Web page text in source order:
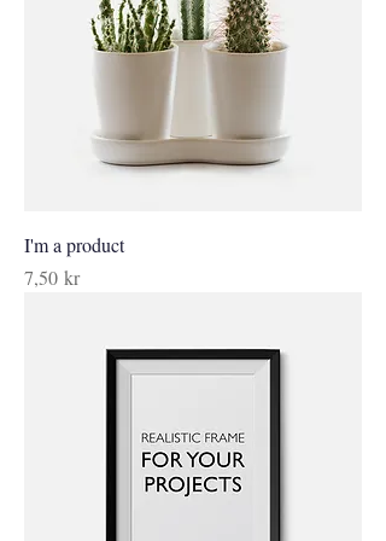
I'm a product
Pris
7,50 kr